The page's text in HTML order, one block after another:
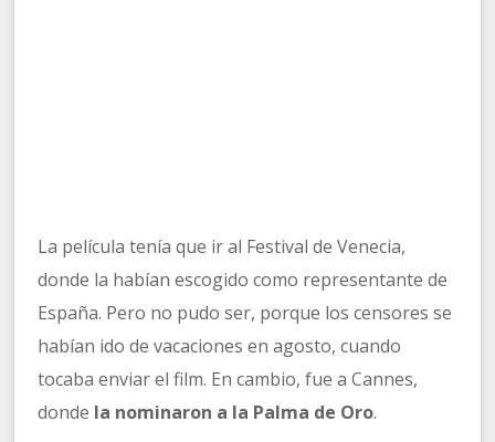
La película tenía que ir al Festival de Venecia,
donde la habían escogido como representante de
España. Pero no pudo ser, porque los censores se
habían ido de vacaciones en agosto, cuando
tocaba enviar el film. En cambio, fue a Cannes,
donde la nominaron a la Palma de Oro.